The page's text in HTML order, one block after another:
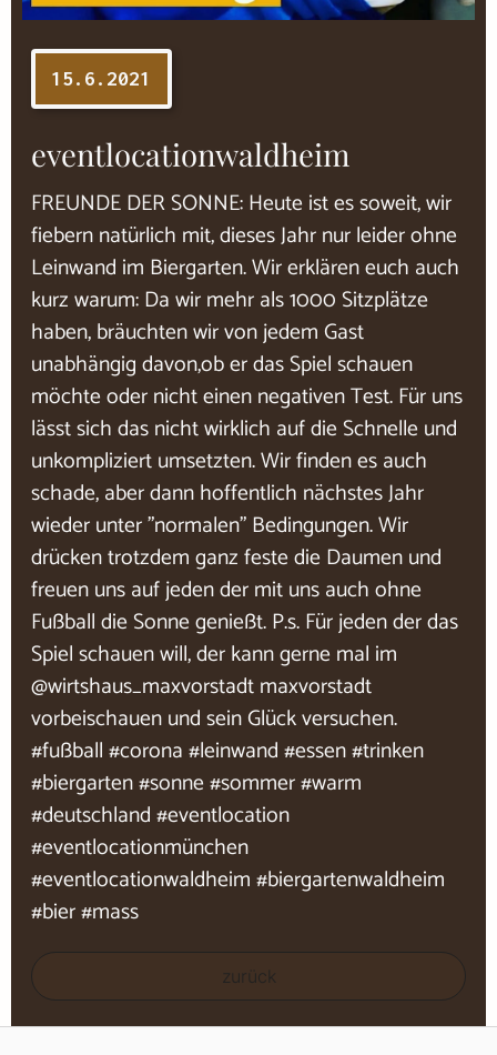
15.6.2021
eventlocationwaldheim
FREUNDE DER SONNE: Heute ist es soweit, wir
fiebern natürlich mit, dieses Jahr nur leider ohne
Leinwand im Biergarten. Wir erklären euch auch
kurz warum: Da wir mehr als 1000 Sitzplätze
haben, bräuchten wir von jedem Gast
unabhängig davon,ob er das Spiel schauen
möchte oder nicht einen negativen Test. Für uns
lässt sich das nicht wirklich auf die Schnelle und
unkompliziert umsetzten. Wir finden es auch
schade, aber dann hoffentlich nächstes Jahr
wieder unter "normalen" Bedingungen. Wir
drücken trotzdem ganz feste die Daumen und
freuen uns auf jeden der mit uns auch ohne
Fußball die Sonne genießt. P.s. Für jeden der das
Spiel schauen will, der kann gerne mal im
@wirtshaus_maxvorstadt maxvorstadt
vorbeischauen und sein Glück versuchen.
#fußball #corona #leinwand #essen #trinken
#biergarten #sonne #sommer #warm
#deutschland #eventlocation
#eventlocationmünchen
#eventlocationwaldheim #biergartenwaldheim
#bier #mass
zurück